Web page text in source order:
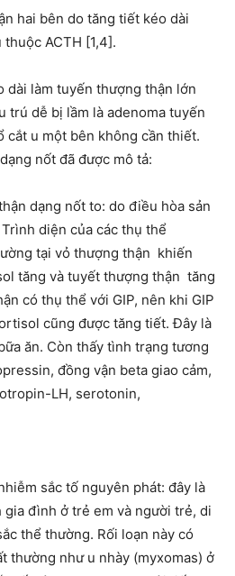
hai bên do tăng tiết kéo dài
ACTH [1,4].
dài làm tuyến thượng thận lớn
trú dễ bị lầm là adenoma tuyến
cắt u một bên không cần thiết.
nốt đã được mô tả:
dạng nốt to: do điều hòa sản
diện của các thụ thể
tại vỏ thượng thận khiến
tăng và tuyết thượng thận tăng
có thụ thể với GIP, nên khi GIP
cũng được tăng tiết. Đây là
ăn. Còn thấy tình trạng tương
đồng vận beta giao cảm,
LH, serotonin,
sắc tố nguyên phát: đây là
đình ở trẻ em và người trẻ, di
thể thường. Rối loạn này có
thường như u nhày (myxomas) ở